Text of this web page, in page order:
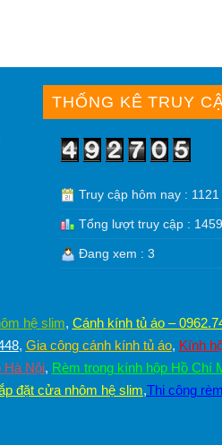
THỐNG KÊ TRUY
Truy cập hôm nay : 1121
Tổng lượt truy cập :
Đang xem : 3
hệ slim, Cánh kính tủ áo –
, Gia công cánh kính tủ áo, Kính
Hà Nội, Rèm trong kính hộp Hồ Chí
đặt cửa nhôm hệ slim,Thi công